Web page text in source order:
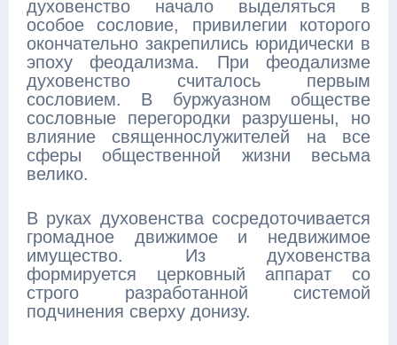
духовенство начало выделяться в
особое сословие, привилегии которого
окончательно закрепились юридически в
эпоху феодализма. При феодализме
духовенство считалось первым
сословием. В буржуазном обществе
сословные перегородки разрушены, но
влияние священнослужителей на все
сферы общественной жизни весьма
велико.
В руках духовенства сосредоточивается
громадное движимое и недвижимое
имущество. Из духовенства
формируется церковный аппарат со
строго разработанной системой
подчинения сверху донизу.